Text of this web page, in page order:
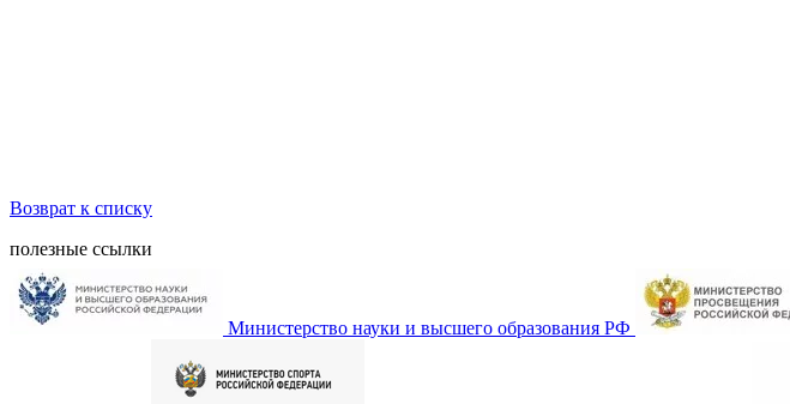
Возврат к списку
полезные ссылки
Министерство науки и высшего образования РФ